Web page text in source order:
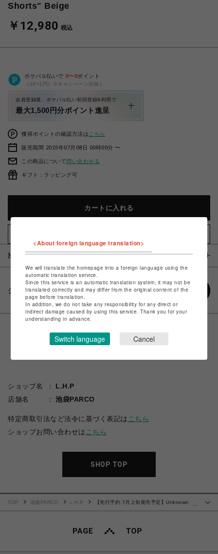
Shorts" Beige
￥12,980 税込
ポケパル払いで 0〜0ポイント
（1P=1円）※キャンペーン分除く
会員登録後、ポケパル払い初回登録&利用で
最大1,500円分ポイント進呈
獲得ポイントの確認方法は こちら
販売期間 2025年07月08日 00時00分 〜
この商品について問い合わせる
ギフト：ラッピング可
カートに入れる
注意事項
シェアする
ショップ名
L.H.P
店舗名
池袋PARCO
特定商取引法など法令に基づく表記は こちら
ショップお問い合わせは こちら
SHOP TOP
…
TOP 池袋PARCO L.H.P
【先行予約 7月上旬発売予定】Unknown
<About foreign language translation>
We will translate the homepage into a foreign language using the
automatic translation service.
Since this service is an automatic translation system, it may not be
translated correctly and may differ from the original content of the
page before translation.
In addition, we do not take any responsibility for any direct or
indirect damage caused by using this service. Thank you for your
understanding in advance.
Switch language Cancel